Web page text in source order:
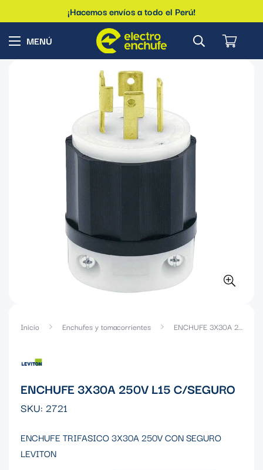
¡Hacemos envíos a todo el Perú!
Inicio Enchufes y tomacorrientes ENCHUFE 3X30A 250V L15 C/SEGURO
ENCHUFE 3X30A 250V L15 C/SEGURO
SKU: 2721
ENCHUFE TRIFASICO 3X30A 250V CON SEGURO
LEVITON